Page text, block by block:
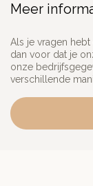
Meer
Als je vragen
dan voor dat je
onze
verschillende